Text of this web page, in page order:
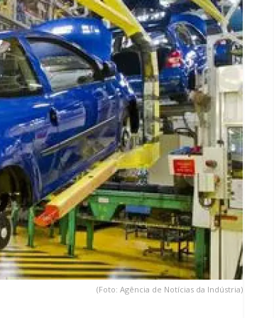
(Foto: Agência de Notícias da Indústria)